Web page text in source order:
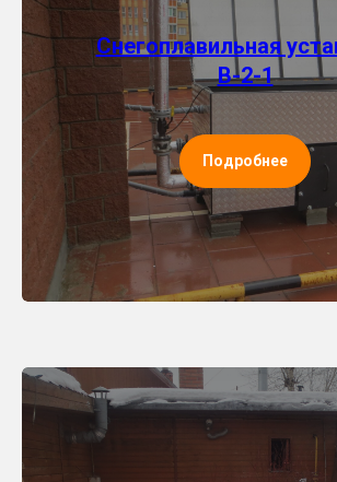
Снегоплавильная
В-2-1
Подробнее